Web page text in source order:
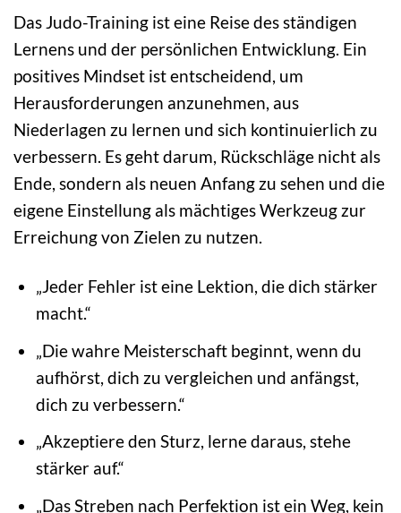
Das Judo-Training ist eine Reise des ständigen
Lernens und der persönlichen Entwicklung. Ein
positives Mindset ist entscheidend, um
Herausforderungen anzunehmen, aus
Niederlagen zu lernen und sich kontinuierlich zu
verbessern. Es geht darum, Rückschläge nicht als
Ende, sondern als neuen Anfang zu sehen und die
eigene Einstellung als mächtiges Werkzeug zur
Erreichung von Zielen zu nutzen.
„Jeder Fehler ist eine Lektion, die dich stärker
macht.“
„Die wahre Meisterschaft beginnt, wenn du
aufhörst, dich zu vergleichen und anfängst,
dich zu verbessern.“
„Akzeptiere den Sturz, lerne daraus, stehe
stärker auf.“
„Das Streben nach Perfektion ist ein Weg, kein